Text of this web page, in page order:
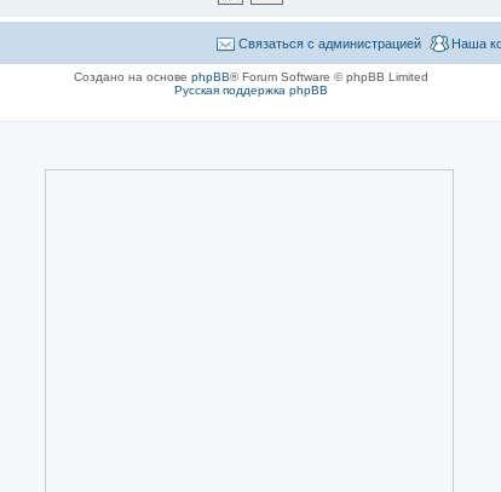
Наша
Связаться с администрацией
Создано на основе phpBB® Forum Software © phpBB Limited
Русская поддержка phpBB